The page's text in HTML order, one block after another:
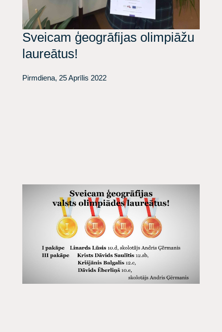
Sveicam ģeogrāfijas olimpiāžu
laureātus!
Pirmdiena, 25 Aprīlis 2022